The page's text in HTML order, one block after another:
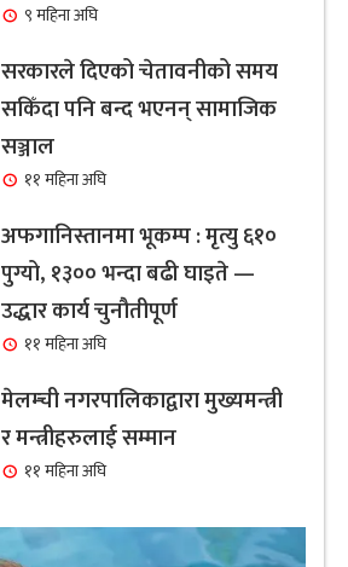
९ महिना अघि
सरकारले दिएको चेतावनीको समय
सकिँदा पनि बन्द भएनन् सामाजिक
सञ्जाल
११ महिना अघि
अफगानिस्तानमा भूकम्प : मृत्यु ६१०
पुग्यो, १३०० भन्दा बढी घाइते —
उद्धार कार्य चुनौतीपूर्ण
११ महिना अघि
मेलम्ची नगरपालिकाद्वारा मुख्यमन्त्री
र मन्त्रीहरुलाई सम्मान
११ महिना अघि